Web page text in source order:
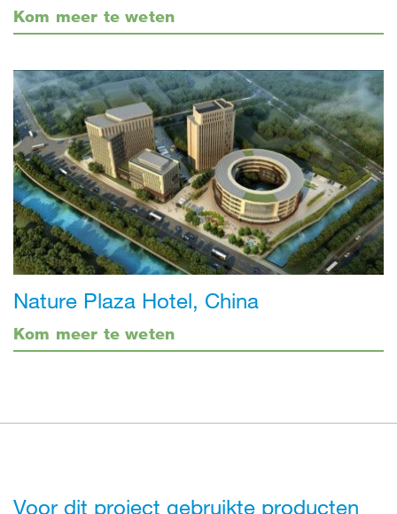
Kom meer te weten
Nature Plaza Hotel, China
Kom meer te weten
Voor dit project gebruikte producten